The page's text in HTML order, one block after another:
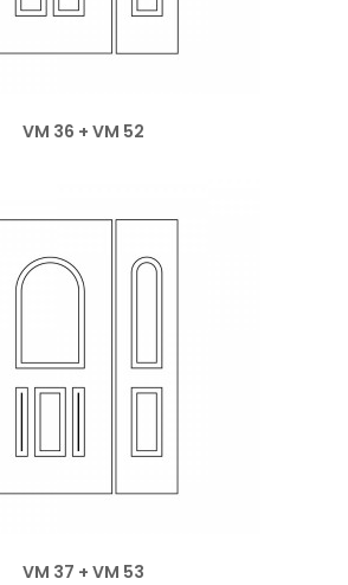
VM 36 + VM 52
VM 37 + VM 53